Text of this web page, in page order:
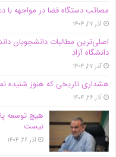
مصائب دستگاه قضا در مواجهه با
آذر ۲۷, ۱۴۰۴
اصلی‌ترین مطالبات دانشجویان
دانشگاه آز‌اد
آذر ۲۷, ۱۴۰۴
هشداری تاریخی که هنوز شنیده
آذر ۲۶, ۱۴۰۴
هیچ توسعه
نیست
آذر ۲۶, ۱۴۰۴